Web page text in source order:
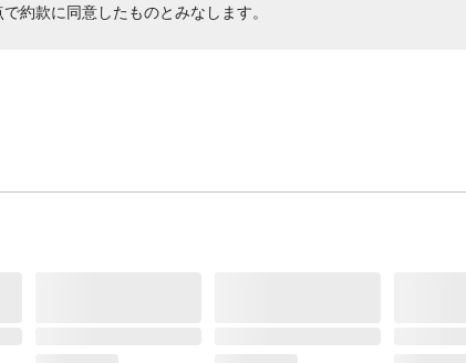
約款に同意したものとみなします。